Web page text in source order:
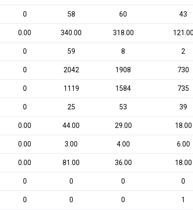
0 58 60 43
0.00 340.00 318.00
0 59 8 2
0 2042 1908 730
0 1119 1584 735
0 25 53 39
0.00 44.00 29.00 18.00
0.00 3.00 4.00 6.00
0.00 81.00 36.00 18.00
0 0 0 0
0 0 0 1